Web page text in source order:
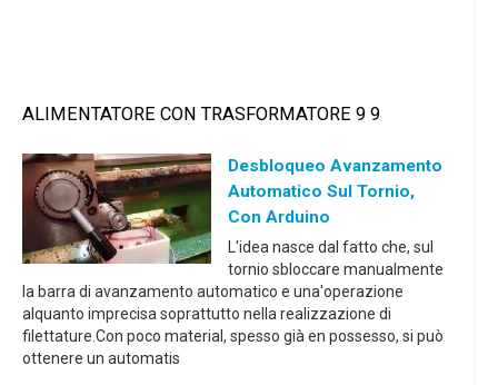
ALIMENTATORE CON TRASFORMATORE 9 9
Desbloqueo Avanzamento
Automatico Sul Tornio,
Con Arduino
L'idea nasce dal fatto che, sul
tornio sbloccare manualmente
la barra di avanzamento automatico e una'operazione
alquanto imprecisa soprattutto nella realizzazione di
filettature.Con poco material, spesso già en possesso, si può
ottenere un automatis